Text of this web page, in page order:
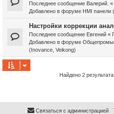
Последнее сообщение Валерий. «
Добавлено в форуме HMI панели
Настройки коррекции
Последнее сообщение Евгений «
Добавлено в форуме
(Inovance, Veikong)
Найдено 2
Связаться с администрацией